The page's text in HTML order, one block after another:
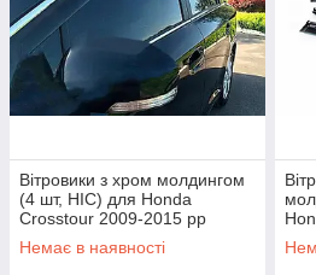
Вітровики з хром молдингом
(4 шт, HIC) для Honda
Crosstour 2009-2015 рр
Немає в наявності
рр